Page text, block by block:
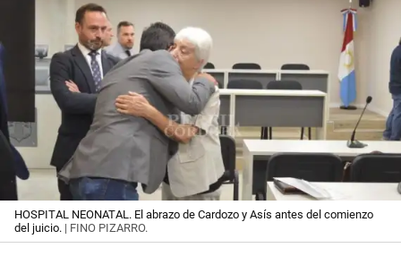
HOSPITAL NEONATAL. El abrazo de Cardozo y Asís antes del comienzo
del juicio. | FINO PIZARRO.